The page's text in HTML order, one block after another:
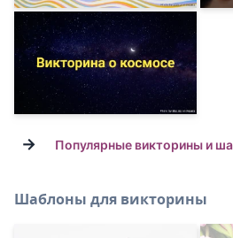
→ Популярные викторины и
Шаблоны для викторины